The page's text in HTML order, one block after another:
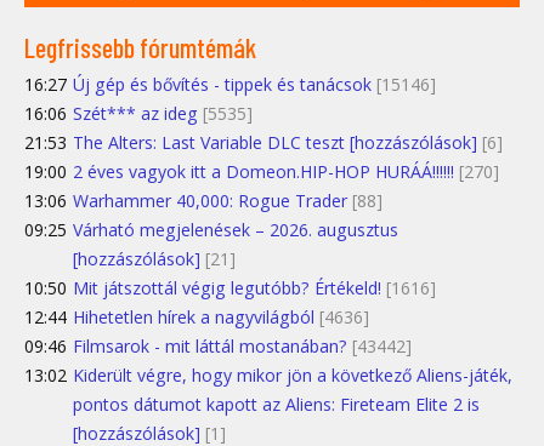
Legfrissebb fórumtémák
16:27 Új gép és bővítés - tippek és tanácsok [15146]
16:06 Szét*** az ideg [5535]
21:53 The Alters: Last Variable DLC teszt [hozzászólások] [6]
19:00 2 éves vagyok itt a Domeon.HIP-HOP HURÁÁ!!!!!! [270]
13:06 Warhammer 40,000: Rogue Trader [88]
09:25 Várható megjelenések – 2026. augusztus
[hozzászólások] [21]
10:50 Mit játszottál végig legutóbb? Értékeld! [1616]
12:44 Hihetetlen hírek a nagyvilágból [4636]
09:46 Filmsarok - mit láttál mostanában? [43442]
13:02 Kiderült végre, hogy mikor jön a következő Aliens-játék,
pontos dátumot kapott az Aliens: Fireteam Elite 2 is
[hozzászólások] [1]